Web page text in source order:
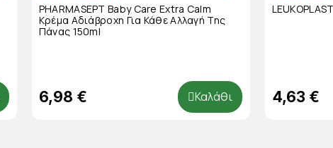
PHARMASEPT Baby Care Extra Calm
Κρέμα Αδιάβροχη Για Κάθε Αλλαγή Της
Πάνας 150ml
6,98 € Καλάθι 4,63 €